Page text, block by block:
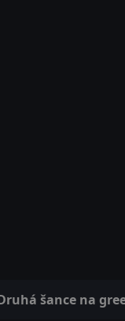
šance na